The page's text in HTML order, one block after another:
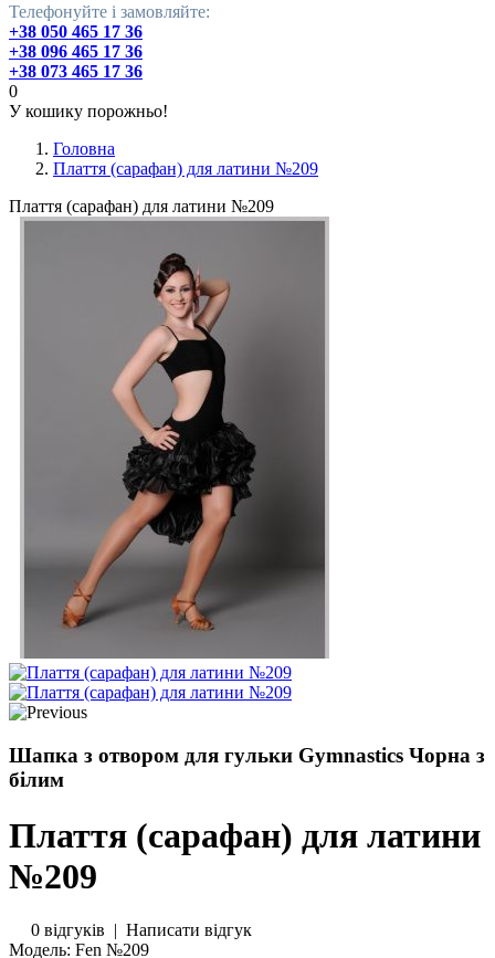
Телефонуйте і замовляйте:
+38 050 465 17 36
+38 096 465 17 36
+38 073 465 17 36
0
У кошику порожньо!
Головна
Плаття (сарафан) для латини №209
Плаття (сарафан) для латини №209
Шапка з отвором для гульки Gymnastics Чорна з
білим
Плаття (сарафан) для латини
№209
0 відгуків | Написати відгук
Модель: Fen №209